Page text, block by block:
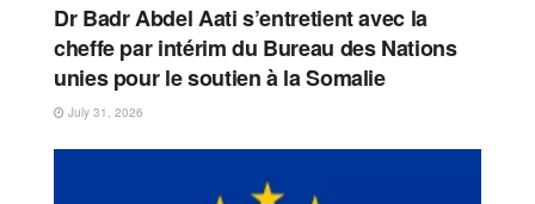
Dr Badr Abdel Aati s’entretient avec la
cheffe par intérim du Bureau des Nations
unies pour le soutien à la Somalie
July 31, 2026